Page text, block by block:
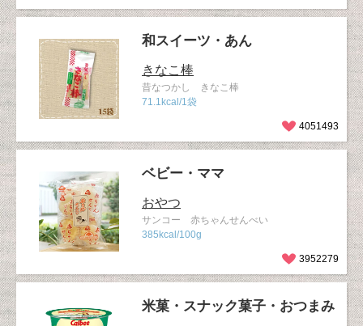
和スイーツ・あん
きなこ棒
昔なつかし きなこ棒
71.1kcal/1袋
4051493
ベビー・ママ
おやつ
サンコー 赤ちゃんせんべい
385kcal/100g
3952279
米菓・スナック菓子・おつまみ